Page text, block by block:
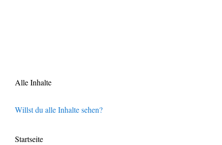
Alle Inhalte
Willst du alle Inhalte sehen?
Startseite